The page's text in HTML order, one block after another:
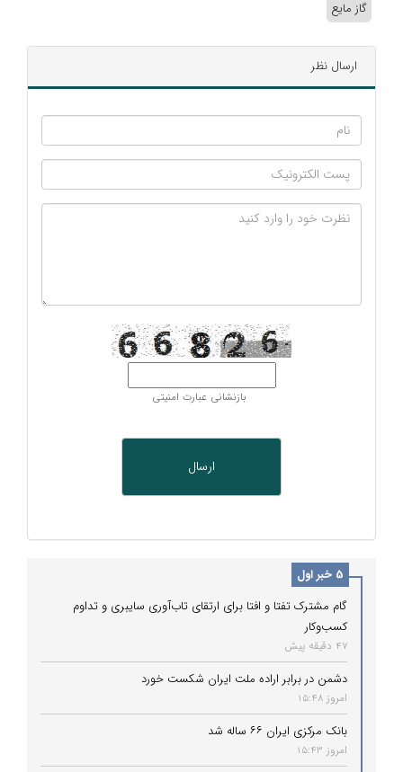
گاز مایع
ارسال نظر
بازنشانی عبارت امنیتی
5 خبر اول
گام مشترک تفتا و افتا برای ارتقای تاب‌آوری سایبری و تداوم
کسب‌وکار
47 دقیقه پیش
دشمن در برابر اراده ملت ایران شکست خورد
امروز 15:48
بانک مرکزی ایران ۶۶ ساله شد
امروز 15:43